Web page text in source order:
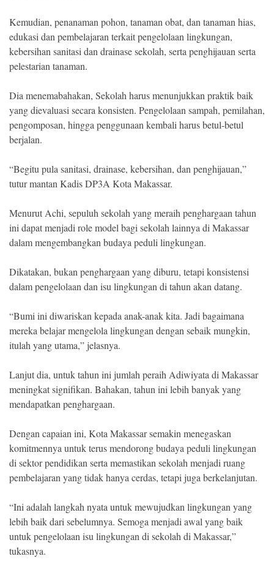
Kemudian, penanaman pohon, tanaman obat, dan tanaman hias,
edukasi dan pembelajaran terkait pengelolaan lingkungan,
kebersihan sanitasi dan drainase sekolah, serta penghijauan serta
pelestarian tanaman.
Dia menemabahakan, Sekolah harus menunjukkan praktik baik
yang dievaluasi secara konsisten. Pengelolaan sampah, pemilahan,
pengomposan, hingga penggunaan kembali harus betul-betul
berjalan.
“Begitu pula sanitasi, drainase, kebersihan, dan penghijauan,”
tutur mantan Kadis DP3A Kota Makassar.
Menurut Achi, sepuluh sekolah yang meraih penghargaan tahun
ini dapat menjadi role model bagi sekolah lainnya di Makassar
dalam mengembangkan budaya peduli lingkungan.
Dikatakan, bukan penghargaan yang diburu, tetapi konsistensi
dalam pengelolaan dan isu lingkungan di tahun akan datang.
“Bumi ini diwariskan kepada anak-anak kita. Jadi bagaimana
mereka belajar mengelola lingkungan dengan sebaik mungkin,
itulah yang utama,” jelasnya.
Lanjut dia, untuk tahun ini jumlah peraih Adiwiyata di Makassar
meningkat signifikan. Bahakan, tahun ini lebih banyak yang
mendapatkan penghargaan.
Dengan capaian ini, Kota Makassar semakin menegaskan
komitmennya untuk terus mendorong budaya peduli lingkungan
di sektor pendidikan serta memastikan sekolah menjadi ruang
pembelajaran yang tidak hanya cerdas, tetapi juga berkelanjutan.
“Ini adalah langkah nyata untuk mewujudkan lingkungan yang
lebih baik dari sebelumnya. Semoga menjadi awal yang baik
untuk pengelolaan isu lingkungan di sekolah di Makassar,”
tukasnya.